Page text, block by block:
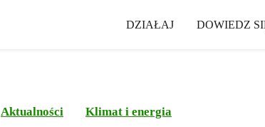
DZIAŁAJ DOWIEDZ
Aktualności Klimat i energia